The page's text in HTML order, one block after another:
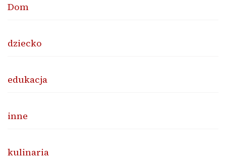
Dom
dziecko
edukacja
inne
kulinaria